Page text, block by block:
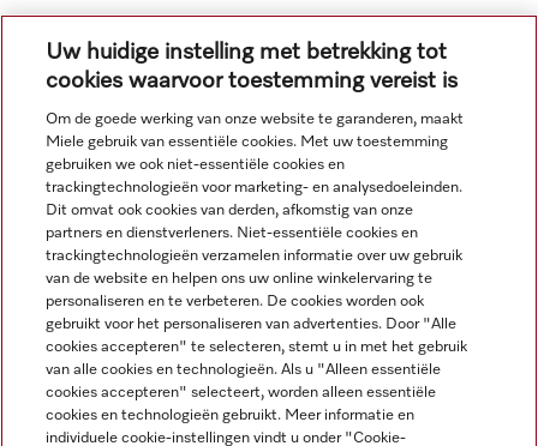
Navigatie
Service
Uw huidige instelling met betrekking tot
cookies waarvoor toestemming vereist is
Om de goede werking van onze website te garanderen, maakt
Miele gebruik van essentiële cookies. Met uw toestemming
gebruiken we ook niet-essentiële cookies en
trackingtechnologieën voor marketing- en analysedoeleinden.
Dit omvat ook cookies van derden, afkomstig van onze
partners en dienstverleners. Niet-essentiële cookies en
trackingtechnologieën verzamelen informatie over uw gebruik
van de website en helpen ons uw online winkelervaring te
personaliseren en te verbeteren. De cookies worden ook
gebruikt voor het personaliseren van advertenties. Door "Alle
cookies accepteren" te selecteren, stemt u in met het gebruik
van alle cookies en technologieën. Als u "Alleen essentiële
cookies accepteren" selecteert, worden alleen essentiële
cookies en technologieën gebruikt. Meer informatie en
individuele cookie-instellingen vindt u onder "Cookie-